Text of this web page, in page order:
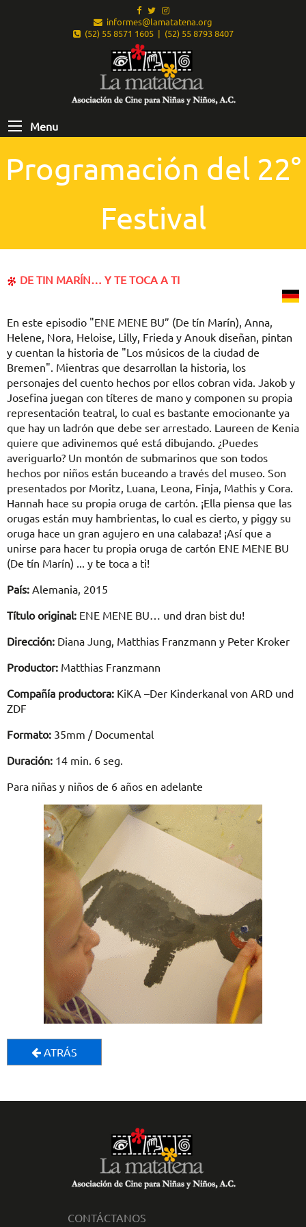
informes@lamatatena.org
(52) 55 8571 1605 | (52) 55 8793 8407
Menu
Programación del 22°
Festival
DE TIN MARÍN… Y TE TOCA A TI
En este episodio "ENE MENE BU” (De tín Marín), Anna,
Helene, Nora, Heloise, Lilly, Frieda y Anouk diseñan, pintan
y cuentan la historia de "Los músicos de la ciudad de
Bremen". Mientras que desarrollan la historia, los
personajes del cuento hechos por ellos cobran vida. Jakob y
Josefina juegan con títeres de mano y componen su propia
representación teatral, lo cual es bastante emocionante ya
que hay un ladrón que debe ser arrestado. Laureen de Kenia
quiere que adivinemos qué está dibujando. ¿Puedes
averiguarlo? Un montón de submarinos que son todos
hechos por niños están buceando a través del museo. Son
presentados por Moritz, Luana, Leona, Finja, Mathis y Cora.
Hannah hace su propia oruga de cartón. ¡Ella piensa que las
orugas están muy hambrientas, lo cual es cierto, y piggy su
oruga hace un gran agujero en una calabaza! ¡Así que a
unirse para hacer tu propia oruga de cartón ENE MENE BU
(De tín Marín) ... y te toca a ti!
País: Alemania, 2015
Título original: ENE MENE BU… und dran bist du!
Dirección: Diana Jung, Matthias Franzmann y Peter Kroker
Productor: Matthias Franzmann
Compañía productora: KiKA –Der Kinderkanal von ARD und
ZDF
Formato: 35mm / Documental
Duración: 14 min. 6 seg.
Para niñas y niños de 6 años en adelante
ATRÁS
CONTÁCTANOS